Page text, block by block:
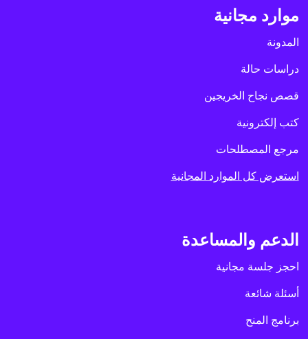
موارد مجانية
المدونة
دراسات حالة
قصص نجاح الخريجين
كتب إلكترونية
مرجع المصطلحات
استعرض كل الموارد المجانية
الدعم والمساعدة
احجز جلسة مجانية
أسئلة شائعة
برنامج المنح